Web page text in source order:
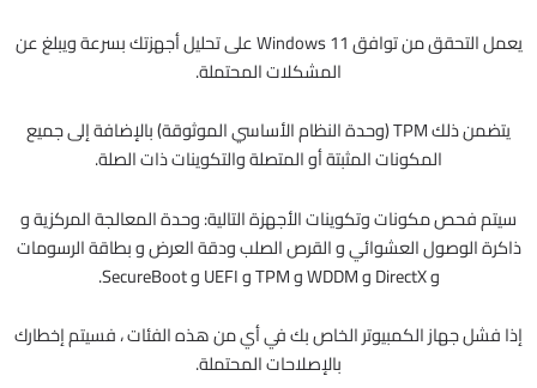
يعمل التحقق من توافق Windows 11 على تحليل أجهزتك بسرعة ويبلغ عن
المشكلات المحتملة.
يتضمن ذلك TPM (وحدة النظام الأساسي الموثوقة) بالإضافة إلى جميع
المكونات المثبتة أو المتصلة والتكوينات ذات الصلة.
سيتم فحص مكونات وتكوينات الأجهزة التالية: وحدة المعالجة المركزية و
ذاكرة الوصول العشوائي و القرص الصلب ودقة العرض و بطاقة الرسومات
و DirectX و WDDM و TPM و UEFI و SecureBoot.
إذا فشل جهاز الكمبيوتر الخاص بك في أي من هذه الفئات ، فسيتم إخطارك
بالإصلاحات المحتملة.